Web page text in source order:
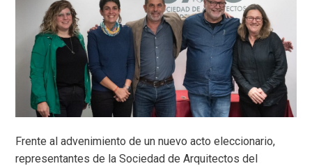
Frente al advenimiento de un nuevo acto eleccionario,
representantes de la Sociedad de Arquitectos del